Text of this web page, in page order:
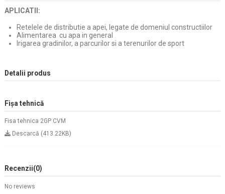
APLICATII:
Retelele de distributie a apei, legate de domeniul constructiilor
Alimentarea cu apa in general
Irigarea gradinilor, a parcurilor si a terenurilor de sport
Detalii produs
Fișa tehnică
Fisa tehnica 2GP CVM
Descarcă (413.22KB)
Recenzii(0)
No reviews